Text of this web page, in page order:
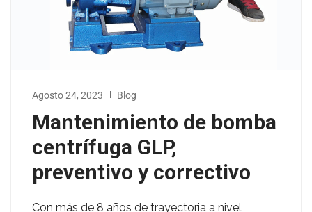
Agosto 24, 2023 Blog
Mantenimiento de bomba
centrífuga GLP,
preventivo y correctivo
Con más de 8 años de trayectoria a nivel